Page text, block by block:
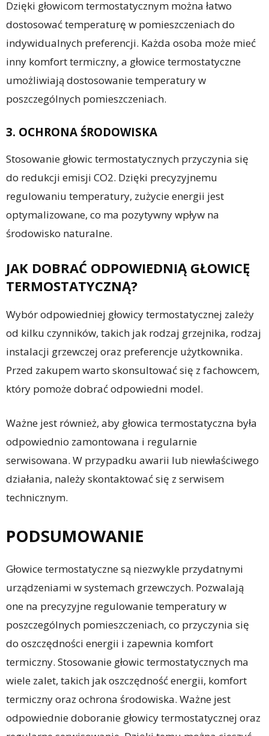
Dzięki głowicom termostatycznym można łatwo
dostosować temperaturę w pomieszczeniach do
indywidualnych preferencji. Każda osoba może mieć
inny komfort termiczny, a głowice termostatyczne
umożliwiają dostosowanie temperatury w
poszczególnych pomieszczeniach.
3. OCHRONA ŚRODOWISKA
Stosowanie głowic termostatycznych przyczynia się
do redukcji emisji CO2. Dzięki precyzyjnemu
regulowaniu temperatury, zużycie energii jest
optymalizowane, co ma pozytywny wpływ na
środowisko naturalne.
JAK DOBRAĆ ODPOWIEDNIĄ GŁOWICĘ
TERMOSTATYCZNĄ?
Wybór odpowiedniej głowicy termostatycznej zależy
od kilku czynników, takich jak rodzaj grzejnika, rodzaj
instalacji grzewczej oraz preferencje użytkownika.
Przed zakupem warto skonsultować się z fachowcem,
który pomoże dobrać odpowiedni model.
Ważne jest również, aby głowica termostatyczna była
odpowiednio zamontowana i regularnie
serwisowana. W przypadku awarii lub niewłaściwego
działania, należy skontaktować się z serwisem
technicznym.
PODSUMOWANIE
Głowice termostatyczne są niezwykle przydatnymi
urządzeniami w systemach grzewczych. Pozwalają
one na precyzyjne regulowanie temperatury w
poszczególnych pomieszczeniach, co przyczynia się
do oszczędności energii i zapewnia komfort
termiczny. Stosowanie głowic termostatycznych ma
wiele zalet, takich jak oszczędność energii, komfort
termiczny oraz ochrona środowiska. Ważne jest
odpowiednie doboranie głowicy termostatycznej oraz